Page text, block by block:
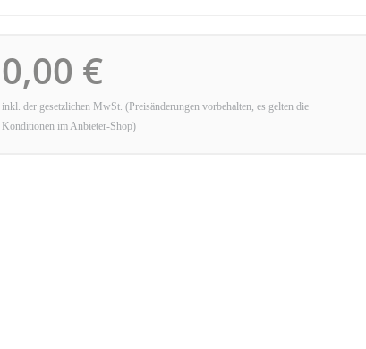
0,00 €
inkl. der gesetzlichen MwSt. (Preisänderungen vorbehalten, es gelten die
Konditionen im Anbieter-Shop)